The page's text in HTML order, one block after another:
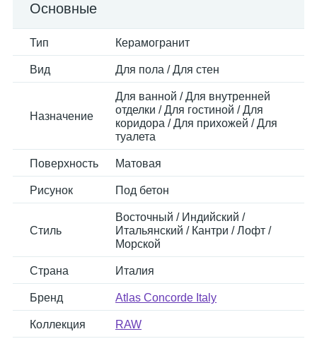
Основные
Тип Керамогранит
Вид Для пола / Для стен
Назначение
Для ванной / Для внутренней
отделки / Для гостиной / Для
коридора / Для прихожей / Для
туалета
Поверхность Матовая
Рисунок Под бетон
Стиль
Восточный / Индийский /
Итальянский / Кантри / Лофт /
Морской
Страна Италия
Бренд Atlas Concorde Italy
Коллекция RAW